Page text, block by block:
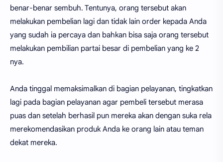
benar-benar sembuh. Tentunya, orang tersebut akan
melakukan pembelian lagi dan tidak lain order kepada Anda
yang sudah ia percaya dan bahkan bisa saja orang tersebut
melakukan pembilian partai besar di pembelian yang ke 2
nya.
Anda tinggal memaksimalkan di bagian pelayanan, tingkatkan
lagi pada bagian pelayanan agar pembeli tersebut merasa
puas dan setelah berhasil pun mereka akan dengan suka rela
merekomendasikan produk Anda ke orang lain atau teman
dekat mereka.